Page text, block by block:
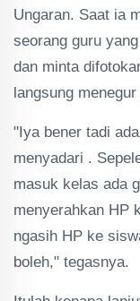
Ungaran. Saat ia
seorang guru
dan minta
langsung
"Iya bener tadi
menyadari .
masuk kelas ada
menyerahkan HP
ngasih HP ke
boleh," tegasnya.